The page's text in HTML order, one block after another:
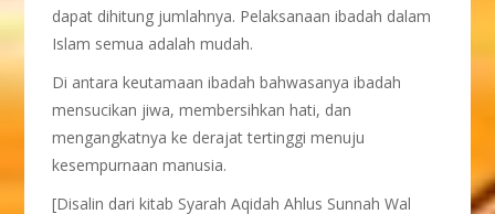
dapat dihitung jumlahnya. Pelaksanaan ibadah dalam
Islam semua adalah mudah.
Di antara keutamaan ibadah bahwasanya ibadah
mensucikan jiwa, membersihkan hati, dan
mengangkatnya ke derajat tertinggi menuju
kesempurnaan manusia.
[Disalin dari kitab Syarah Aqidah Ahlus Sunnah Wal